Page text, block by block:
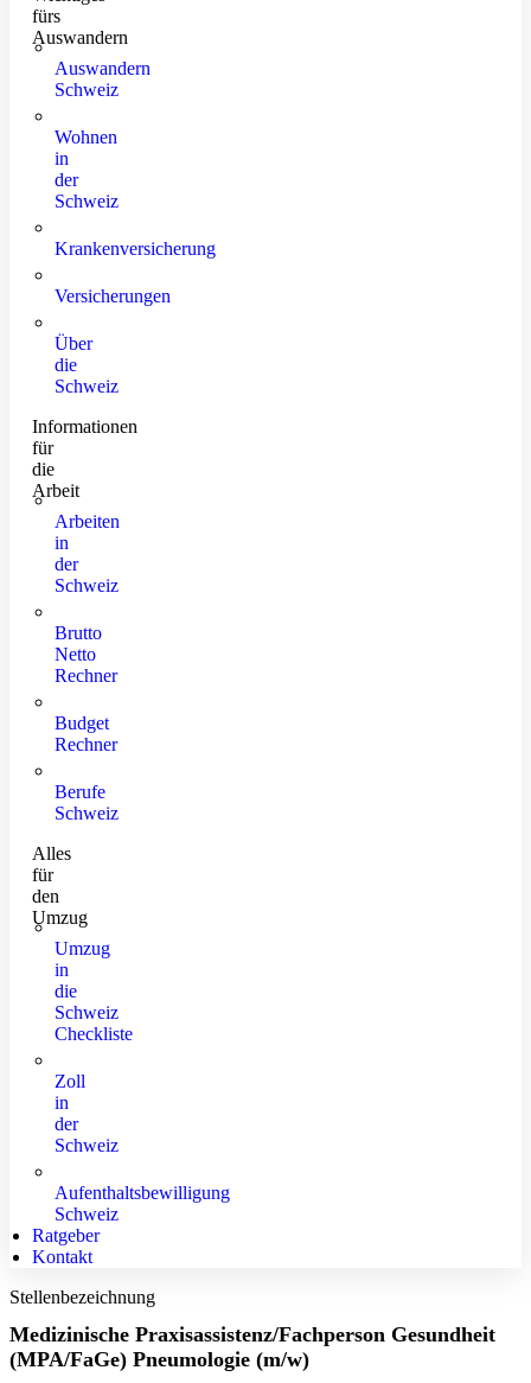
fürs
Auswandern
Auswandern
Schweiz
Wohnen
in
der
Schweiz
Krankenversicherung
Versicherungen
Über
die
Schweiz
Informationen
für
die
Arbeit
Arbeiten
in
der
Schweiz
Brutto
Netto
Rechner
Budget
Rechner
Berufe
Schweiz
Alles
für
den
Umzug
Umzug
in
die
Schweiz
Checkliste
Zoll
in
der
Schweiz
Aufenthaltsbewilligung
Schweiz
Ratgeber
Kontakt
Stellenbezeichnung
Medizinische Praxisassistenz/Fachperson Gesundheit
(MPA/FaGe) Pneumologie (m/w)